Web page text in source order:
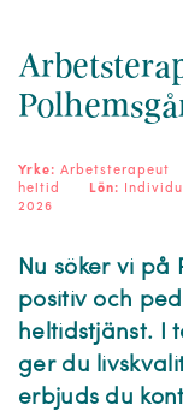
Yrke: Arbetsterapeut
heltid
Lön:
2026
Nu söker vi på
positiv och
heltidstjänst. I
ger du
erbjuds du